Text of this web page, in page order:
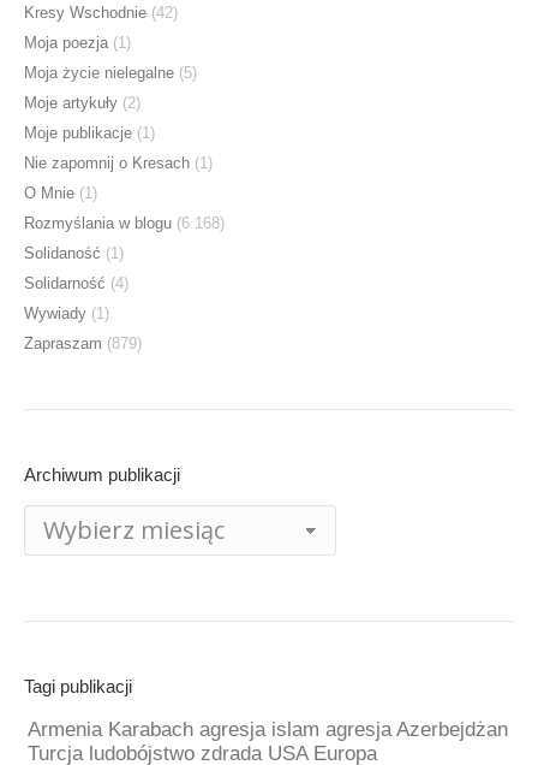
Kresy Wschodnie (42)
Moja poezja (1)
Moja życie nielegalne (5)
Moje artykuły (2)
Moje publikacje (1)
Nie zapomnij o Kresach (1)
O Mnie (1)
Rozmyślania w blogu (6 168)
Solidaność (1)
Solidarność (4)
Wywiady (1)
Zapraszam (879)
Archiwum publikacji
publikacji
Tagi publikacji
Armenia Karabach agresja islam agresja Azerbejdżan
Turcja ludobójstwo zdrada USA Europa